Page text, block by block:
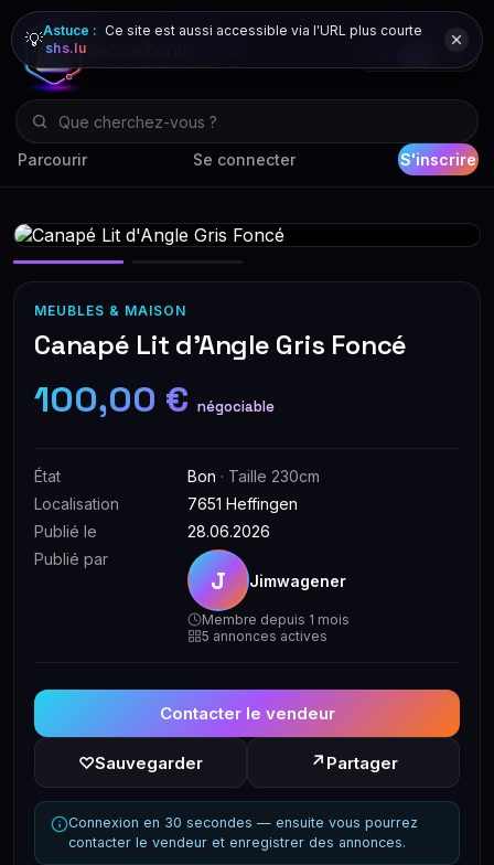
Parcourir Se connecter S'inscrire
💡Astuce : Ce site est aussi accessible via l'URL plus courte
shs.lu
MEUBLES & MAISON
Canapé Lit d'Angle Gris Foncé
100,00 € négociable
État Bon · Taille 230cm
Localisation
7651 Heffingen
Publié le
28.06.2026
Publié par
J Jimwagener
Membre depuis 1 mois
5 annonces actives
Contacter le vendeur
♡Sauvegarder ↗ Partager
Connexion en 30 secondes — ensuite vous pourrez
contacter le vendeur et enregistrer des annonces.